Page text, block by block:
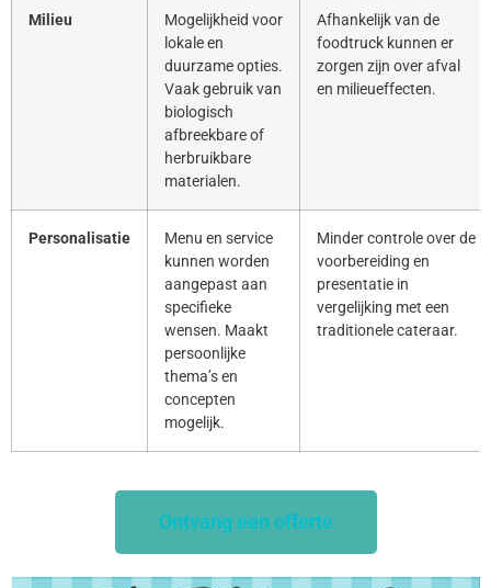
Milieu
Mogelijkheid voor
lokale en
duurzame opties.
Vaak gebruik van
biologisch
afbreekbare of
herbruikbare
materialen.
Afhankelijk van de
foodtruck kunnen er
zorgen zijn over afval
en milieueffecten.
Personalisatie
Menu en service
kunnen worden
aangepast aan
specifieke
wensen. Maakt
persoonlijke
thema’s en
concepten
mogelijk.
Minder controle over de
voorbereiding en
presentatie in
vergelijking met een
traditionele cateraar.
Ontvang een offerte